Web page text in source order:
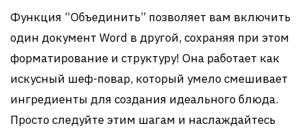
Функция “Объединить” позволяет вам включить
один документ Word в другой, сохраняя при этом
форматирование и структуру! Она работает как
искусный шеф-повар, который умело смешивает
ингредиенты для создания идеального блюда.
Просто следуйте этим шагам и наслаждайтесь